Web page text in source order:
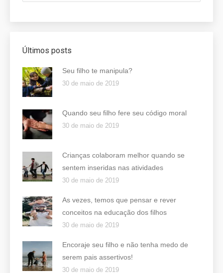
Últimos posts
Seu filho te manipula?
30 de maio de 2019
Quando seu filho fere seu código moral
30 de maio de 2019
Crianças colaboram melhor quando se
sentem inseridas nas atividades
30 de maio de 2019
As vezes, temos que pensar e rever
conceitos na educação dos filhos
30 de maio de 2019
Encoraje seu filho e não tenha medo de
serem pais assertivos!
30 de maio de 2019